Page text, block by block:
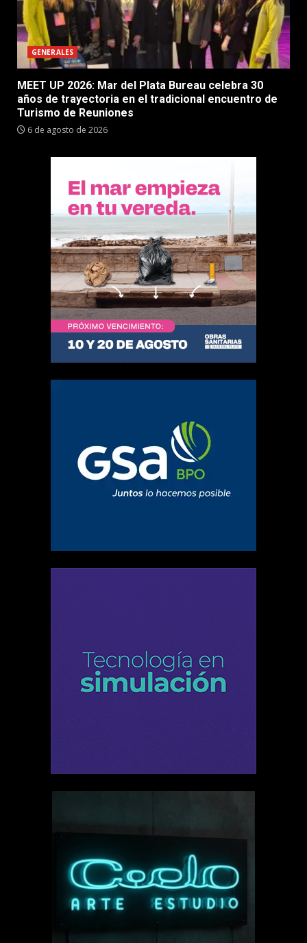
GENERALES
MEET UP 2026: Mar del Plata Bureau celebra 30
años de trayectoria en el tradicional encuentro de
Turismo de Reuniones
6 de agosto de 2026